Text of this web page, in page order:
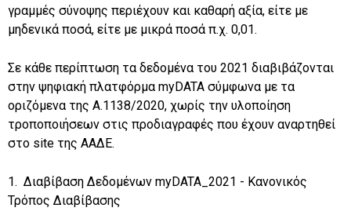
γραμμές σύνοψης περιέχουν και καθαρή αξία, είτε με
μηδενικά ποσά, είτε με μικρά ποσά π.χ. 0,01.
Σε κάθε περίπτωση τα δεδομένα του 2021 διαβιβάζονται
στην ψηφιακή πλατφόρμα myDATA σύμφωνα με τα
οριζόμενα της Α.1138/2020, χωρίς την υλοποίηση
τροποποιήσεων στις προδιαγραφές που έχουν αναρτηθεί
στο site της ΑΑΔΕ.
1. Διαβίβαση Δεδομένων myDATA_2021 - Κανονικός
Τρόπος Διαβίβασης